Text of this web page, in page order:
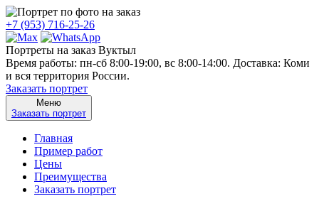
+7 (953) 716-25-26
Портреты на заказ Вуктыл
Время работы: пн-сб 8:00-19:00, вс 8:00-14:00. Доставка: Коми
и вся территория России.
Заказать портрет
Меню
Заказать портрет
Главная
Пример работ
Цены
Преимущества
Заказать портрет